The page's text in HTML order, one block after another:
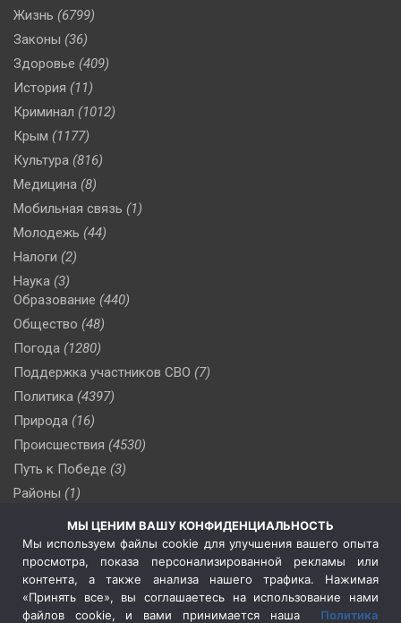
Жизнь (6799)
Законы (36)
Здоровье (409)
История (11)
Криминал (1012)
Крым (1177)
Культура (816)
Медицина (8)
Мобильная связь (1)
Молодежь (44)
Налоги (2)
Наука (3)
Образование (440)
Общество (48)
Погода (1280)
Поддержка участников СВО (7)
Политика (4397)
Природа (16)
Происшествия (4530)
Путь к Победе (3)
Районы (1)
(510)
Сельское хозяйство (3)
Социальная политика
(3)
Спецоперация в Украине
Спецоперация на Украине
(404)
МЫ ЦЕНИМ ВАШУ КОНФИДЕНЦИАЛЬНОСТЬ
Мы используем файлы cookie для улучшения вашего опыта
просмотра, показа персонализированной рекламы или
контента, а также анализа нашего трафика. Нажимая
«Принять все», вы соглашаетесь на использование нами
файлов cookie, и вами принимается наша Политика